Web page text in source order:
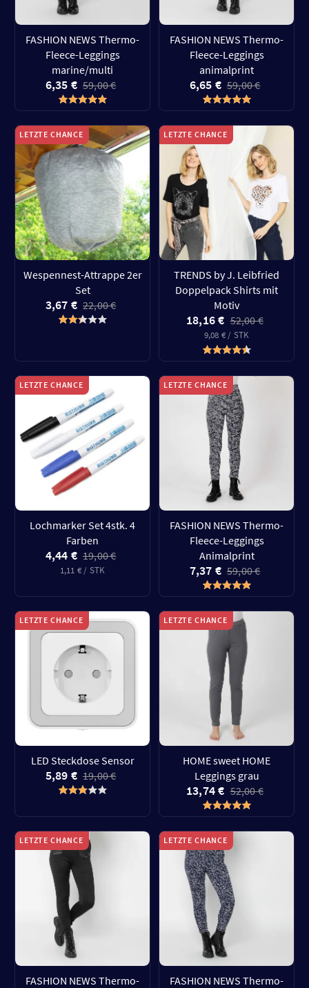
FASHION NEWS Thermo-
Fleece-Leggings
marine/multi
6,35 € 59,00 €
FASHION NEWS Thermo-
Fleece-Leggings
animalprint
6,65 € 59,00 €
LETZTE CHANCE
Wespennest-Attrappe 2er
Set
3,67 € 22,00 €
LETZTE CHANCE
TRENDS by J. Leibfried
Doppelpack Shirts mit
Motiv
18,16 € 52,00 €
9,08 € / STK
LETZTE CHANCE
Lochmarker Set 4stk. 4
Farben
4,44 € 19,00 €
1,11 € / STK
LETZTE CHANCE
FASHION NEWS Thermo-
Fleece-Leggings
Animalprint
7,37 € 59,00 €
LETZTE CHANCE
LED Steckdose Sensor
5,89 € 19,00 €
LETZTE CHANCE
HOME sweet HOME
Leggings grau
13,74 € 52,00 €
LETZTE CHANCE
FASHION NEWS Thermo-
LETZTE CHANCE
FASHION NEWS Thermo-